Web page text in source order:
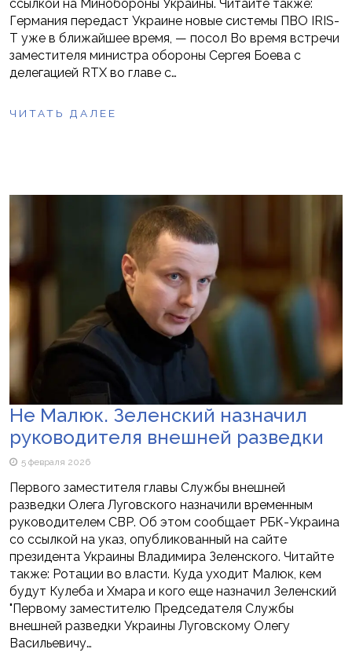
ссылкой на Минобороны Украины. Читайте также:
Германия передаст Украине новые системы ПВО IRIS-
T уже в ближайшее время, — посол Во время встречи
заместителя министра обороны Сергея Боева с
делегацией RTX во главе с…
ЧИТАТЬ ДАЛЕЕ
Не Малюк. Зеленский назначил
руководителя внешней разведки
5 февраля 2026
Первого заместителя главы Службы внешней
разведки Олега Луговского назначили временным
руководителем СВР. Об этом сообщает РБК-Украина
со ссылкой на указ, опубликованный на сайте
президента Украины Владимира Зеленского. Читайте
также: Ротации во власти. Куда уходит Малюк, кем
будут Кулеба и Хмара и кого еще назначил Зеленский
"Первому заместителю Председателя Службы
внешней разведки Украины Луговскому Олегу
Васильевичу…